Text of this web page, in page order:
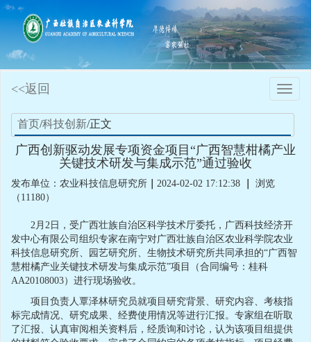
Toggle
<<返回
首页/科技创新/正文
广西创新驱动发展专项资金项目“广西智慧柑橘产业
关键技术研发与集成示范”通过验收
发布单位：农业科技信息研究所 2024-02-02 17:12:38
浏览
（11180）
2月2日，受广西壮族自治区科学技术厅委托，广西科技经济开
发中心有限公司组织专家在南宁对广西壮族自治区农业科学院农业
科技信息研究所、园艺研究所、生物技术研究所共同承担的“广西智
慧柑橘产业关键技术研发与集成示范”项目（合同编号：桂科
AA20108003）进行现场验收。
项目负责人覃泽林研究员就项目研究背景、研究内容、考核指
标完成情况、研究成果、经费使用情况等进行汇报。专家组在听取
了汇报、认真审阅相关资料后，经质询和讨论，认为该项目组提供